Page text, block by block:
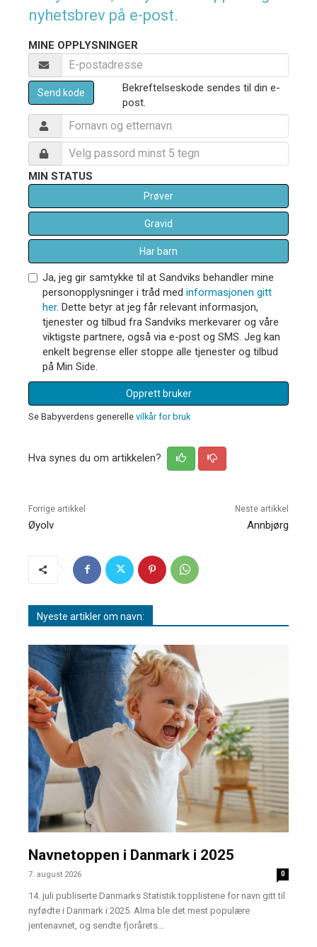
nyhetsbrev på e-post.
MINE OPPLYSNINGER
Send kode
Bekreftelseskode sendes til din e-
post.
MIN STATUS
Prøver
Gravid
Har barn
Ja, jeg gir samtykke til at Sandviks behandler mine
personopplysninger i tråd med informasjonen gitt
her. Dette betyr at jeg får relevant informasjon,
tjenester og tilbud fra Sandviks merkevarer og våre
viktigste partnere, også via e-post og SMS. Jeg kan
enkelt begrense eller stoppe alle tjenester og tilbud
på Min Side.
Opprett bruker
Se Babyverdens generelle vilkår for bruk
Hva synes du om artikkelen?
Forrige artikkel
Øyolv
Neste artikkel
Annbjørg
Nyeste artikler om navn:
Navnetoppen i Danmark i 2025
7. august 2026 0
14. juli publiserte Danmarks Statistik topplistene for navn gitt til
nyfødte i Danmark i 2025. Alma ble det mest populære
jentenavnet, og sendte fjorårets...